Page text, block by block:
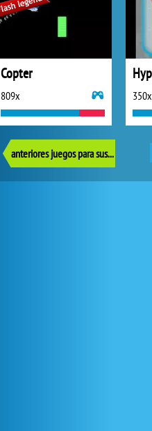
Copter
809x 350x
anteriores juegos para sus reflejos